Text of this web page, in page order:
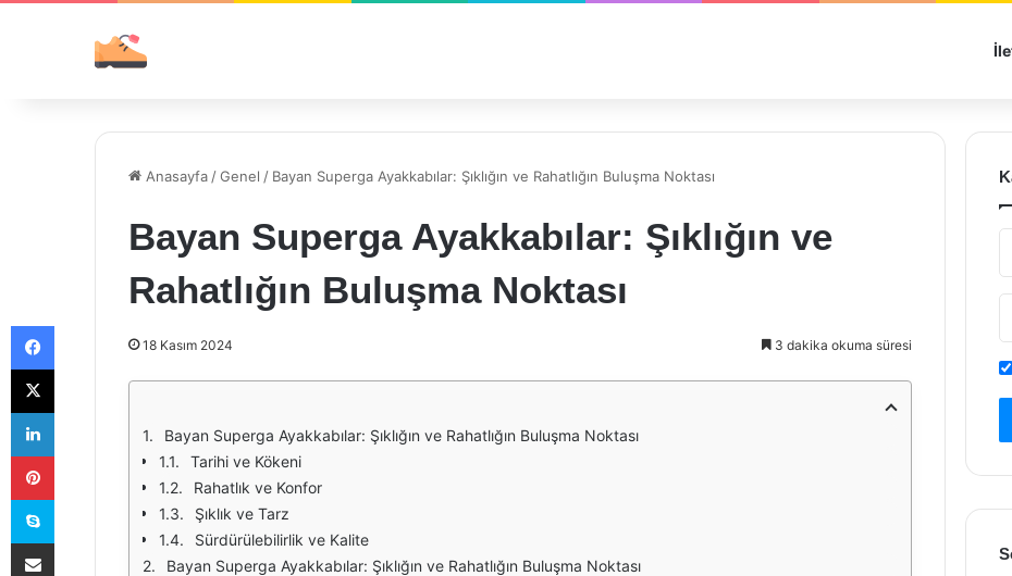
Anasayfa /Genel / Bayan Superga Ayakkabılar: Şıklığın ve Rahatlığın Buluşma Noktası
Bayan Superga Ayakkabılar: Şıklığın ve
Rahatlığın Buluşma Noktası
18 Kasım 2024 3 dakika okuma süresi
Bayan Superga Ayakkabılar: Şıklığın ve Rahatlığın Buluşma Noktası
Tarihi ve Kökeni
Rahatlık ve Konfor
Şıklık ve Tarz
Sürdürülebilirlik ve Kalite
Bayan Superga Ayakkabılar: Şıklığın ve Rahatlığın Buluşma Noktası
Facebook
X
LinkedIn
Pinterest
Skype
E-Posta ile paylaş